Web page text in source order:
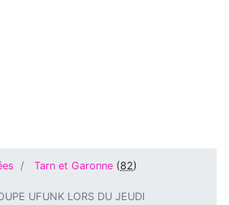
Tarn et Garonne (82)
UFUNK LORS DU JEUDI